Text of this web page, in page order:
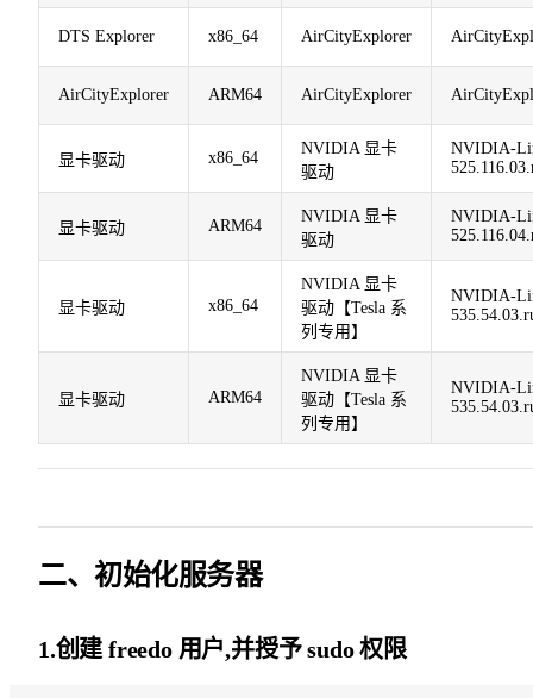
DTS Explorer x86_64 AirCityExplorer
AirCityExplorer ARM64 AirCityExplorer
显卡驱动 x86_64
NVIDIA 显卡
驱动
NVIDIA-
显卡驱动 ARM64
NVIDIA 显卡
驱动
NVIDIA-
显卡驱动 x86_64
NVIDIA 显卡
驱动【Tesla 系
列专用】
NVIDIA-
显卡驱动 ARM64
NVIDIA 显卡
驱动【Tesla 系
列专用】
NVIDIA-
二、初始化服务器
1.创建 freedo 用户,并授予 sudo 权限